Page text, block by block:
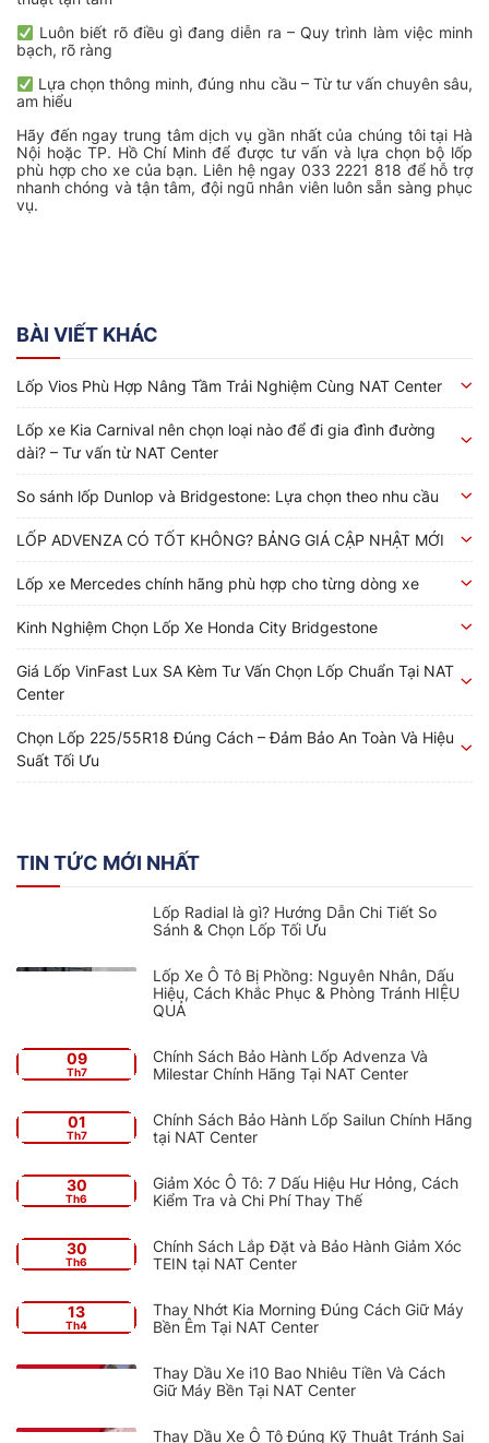
Luôn biết rõ điều gì đang diễn ra – Quy trình làm việc minh
bạch, rõ ràng
Lựa chọn thông minh, đúng nhu cầu – Từ tư vấn chuyên sâu,
am hiểu
Hãy đến ngay trung tâm dịch vụ gần nhất của chúng tôi tại Hà
Nội hoặc TP. Hồ Chí Minh để được tư vấn và lựa chọn bộ lốp
phù hợp cho xe của bạn. Liên hệ ngay 033 2221 818 để hỗ trợ
nhanh chóng và tận tâm, đội ngũ nhân viên luôn sẵn sàng phục
vụ.
BÀI VIẾT KHÁC
Lốp Vios Phù Hợp Nâng Tầm Trải Nghiệm Cùng NAT Center
Lốp xe Kia Carnival nên chọn loại nào để đi gia đình đường
dài? – Tư vấn từ NAT Center
So sánh lốp Dunlop và Bridgestone: Lựa chọn theo nhu cầu
LỐP ADVENZA CÓ TỐT KHÔNG? BẢNG GIÁ CẬP NHẬT MỚI
Lốp xe Mercedes chính hãng phù hợp cho từng dòng xe
Kinh Nghiệm Chọn Lốp Xe Honda City Bridgestone
Giá Lốp VinFast Lux SA Kèm Tư Vấn Chọn Lốp Chuẩn Tại NAT
Center
Chọn Lốp 225/55R18 Đúng Cách – Đảm Bảo An Toàn Và Hiệu
Suất Tối Ưu
TIN TỨC MỚI NHẤT
Lốp Radial là gì? Hướng Dẫn Chi Tiết So
Sánh & Chọn Lốp Tối Ưu
Lốp Xe Ô Tô Bị Phồng: Nguyên Nhân, Dấu
Hiệu, Cách Khắc Phục & Phòng Tránh HIỆU
QUẢ
09
Th7
Chính Sách Bảo Hành Lốp Advenza Và
Milestar Chính Hãng Tại NAT Center
01
Th7
Chính Sách Bảo Hành Lốp Sailun Chính Hãng
tại NAT Center
30
Th6
Giảm Xóc Ô Tô: 7 Dấu Hiệu Hư Hỏng, Cách
Kiểm Tra và Chi Phí Thay Thế
30
Th6
Chính Sách Lắp Đặt và Bảo Hành Giảm Xóc
TEIN tại NAT Center
13
Th4
Thay Nhớt Kia Morning Đúng Cách Giữ Máy
Bền Êm Tại NAT Center
Thay Dầu Xe i10 Bao Nhiêu Tiền Và Cách
Giữ Máy Bền Tại NAT Center
Thay Dầu Xe Ô Tô Đúng Kỹ Thuật Tránh Sai